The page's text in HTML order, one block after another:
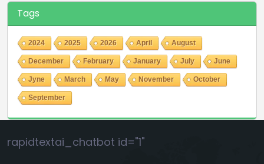
Tags
2024 2025 2026 April August
December February January July June
Jyne March May November October
September
rapidtextai_chatbot id="1"